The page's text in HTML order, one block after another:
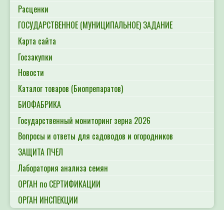
Расценки
ГОСУДАРСТВЕННОЕ (МУНИЦИПАЛЬНОЕ) ЗАДАНИЕ
Карта сайта
Госзакупки
Новости
Каталог товаров (Биопрепаратов)
БИОФАБРИКА
Государственный мониторинг зерна 2026
Вопросы и ответы для садоводов и огородников
ЗАЩИТА ПЧЕЛ
Лаборатория анализа семян
ОРГАН по СЕРТИФИКАЦИИ
ОРГАН ИНСПЕКЦИИ